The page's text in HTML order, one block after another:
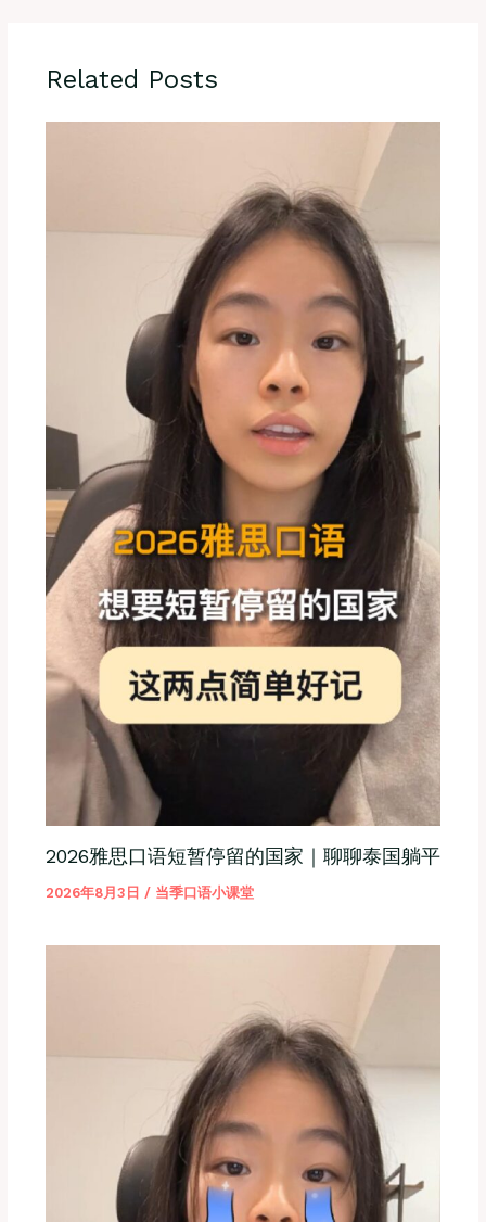
Related Posts
2026雅思口语短暂停留的国家｜聊聊泰国躺平
2026年8月3日 / 当季口语小课堂